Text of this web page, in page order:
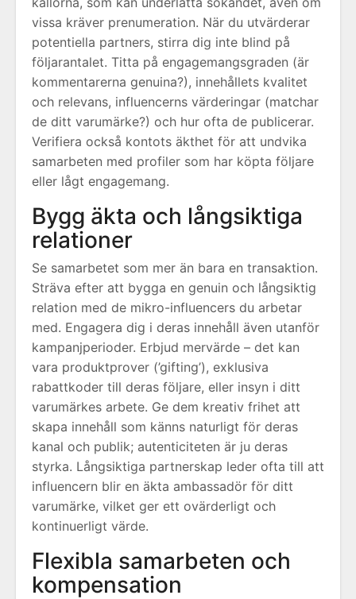
vissa kräver prenumeration. När du utvärderar
potentiella partners, stirra dig inte blind på
följarantalet. Titta på engagemangsgraden (är
kommentarerna genuina?), innehållets kvalitet
och relevans, influencerns värderingar (matchar
de ditt varumärke?) och hur ofta de publicerar.
Verifiera också kontots äkthet för att undvika
samarbeten med profiler som har köpta följare
eller lågt engagemang.
Bygg äkta och långsiktiga
relationer
Se samarbetet som mer än bara en transaktion.
Sträva efter att bygga en genuin och långsiktig
relation med de mikro-influencers du arbetar
med. Engagera dig i deras innehåll även utanför
kampanjperioder. Erbjud mervärde – det kan
vara produktprover (’gifting’), exklusiva
rabattkoder till deras följare, eller insyn i ditt
varumärkes arbete. Ge dem kreativ frihet att
skapa innehåll som känns naturligt för deras
kanal och publik; autenticiteten är ju deras
styrka. Långsiktiga partnerskap leder ofta till att
influencern blir en äkta ambassadör för ditt
varumärke, vilket ger ett ovärderligt och
kontinuerligt värde.
Flexibla samarbeten och
kompensation